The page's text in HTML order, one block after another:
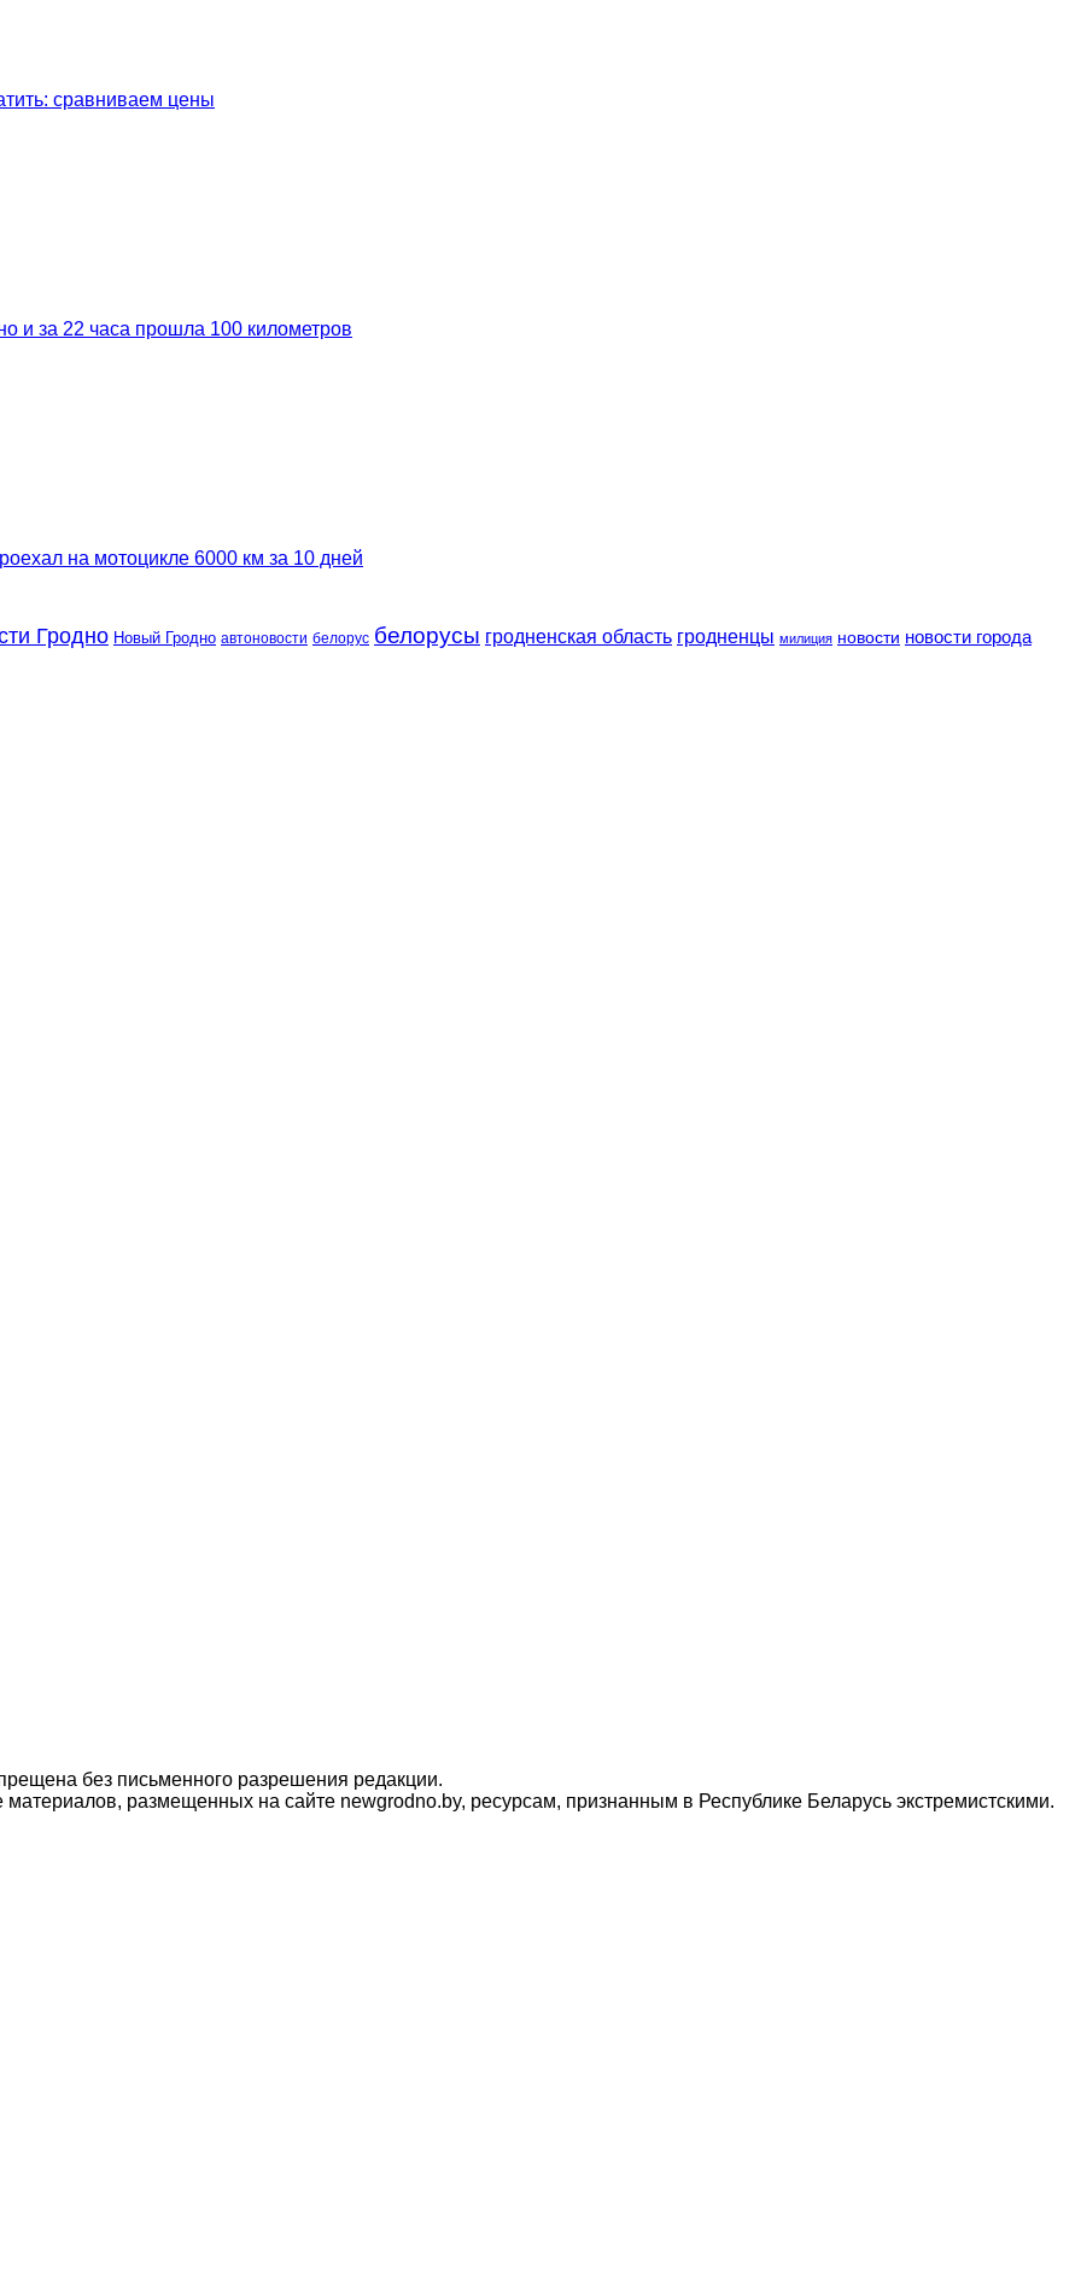
сравниваем цены
и за 22 часа прошла 100 километров
на мотоцикле 6000 км за 10 дней
Гродно Новый Гродно автоновости белорус белорусы гродненская область гродненцы милиция новости новости города
без письменного разрешения редакции.
размещенных на сайте newgrodno.by, ресурсам, признанным в Республике Беларусь экстремистскими.